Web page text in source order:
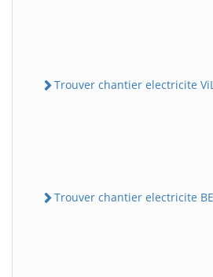
Trouver chantier electricite
Trouver chantier electricite